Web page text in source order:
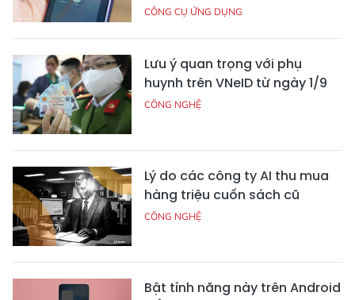
CÔNG CỤ ỨNG DỤNG
Lưu ý quan trọng với phụ
huynh trên VNeID từ ngày 1/9
CÔNG NGHỆ
Lý do các công ty AI thu mua
hàng triệu cuốn sách cũ
CÔNG NGHỆ
Bật tính năng này trên Android